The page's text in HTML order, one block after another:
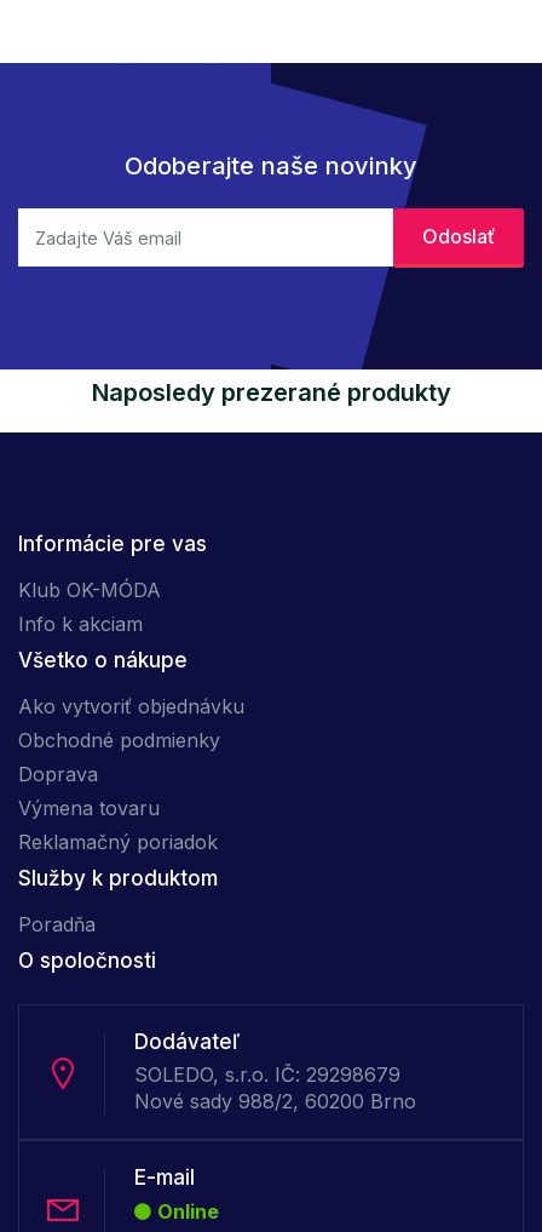
Odoberajte naše novinky
Naposledy prezerané produkty
Informácie pre vas
Klub OK-MÓDA
Info k akciam
Všetko o nákupe
Ako vytvoriť objednávku
Obchodné podmienky
Doprava
Výmena tovaru
Reklamačný poriadok
Služby k produktom
Poradňa
O spoločnosti
Dodávateľ
SOLEDO, s.r.o. IČ: 29298679
Nové sady 988/2, 60200 Brno
E-mail
Online